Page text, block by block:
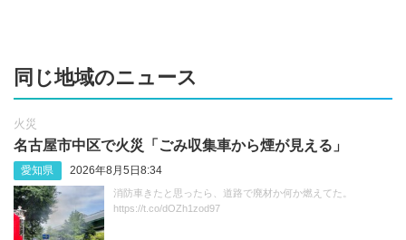
同じ地域のニュース
火災
名古屋市中区で火災「ごみ収集車から煙が見える」
愛知県 2026年8月5日8:34
消防車きたと思ったら、道路で廃材か何か燃えてた。
https://t.co/dOZh1zod97